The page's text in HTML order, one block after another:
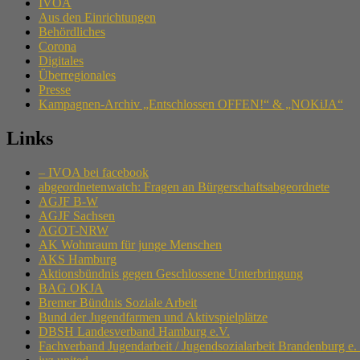
IVOA
Aus den Einrichtungen
Behördliches
Corona
Digitales
Überregionales
Presse
Kampagnen-Archiv „Entschlossen OFFEN!“ & „NOKiJA“
Links
– IVOA bei facebook
abgeordnetenwatch: Fragen an Bürgerschaftsabgeordnete
AGJF B-W
AGJF Sachsen
AGOT-NRW
AK Wohnraum für junge Menschen
AKS Hamburg
Aktionsbündnis gegen Geschlossene Unterbringung
BAG OKJA
Bremer Bündnis Soziale Arbeit
Bund der Jugendfarmen und Aktivspielplätze
DBSH Landesverband Hamburg e.V.
Fachverband Jugendarbeit / Jugendsozialarbeit Brandenburg e.